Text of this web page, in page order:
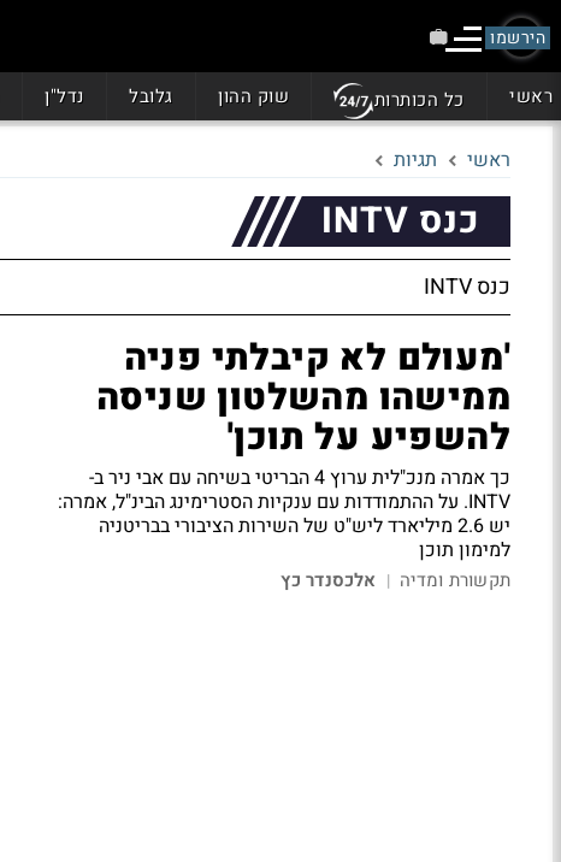
הירשמו
ראשי כל הכותרות שוק ההון גלובל נדל"ן
ראשי תגיות
כנס INTV
כנס INTV
'מעולם לא קיבלתי פניה
ממישהו מהשלטון שניסה
להשפיע על תוכן'
כך אמרה מנכ"לית ערוץ 4 הבריטי בשיחה עם אבי ניר ב-
INTV. על ההתמודדות עם ענקיות הסטרימינג הבינ"ל, אמרה:
יש 2.6 מיליארד ליש"ט של השירות הציבורי בבריטניה
למימון תוכן
תקשורת ומדיה | אלכסנדר כץ